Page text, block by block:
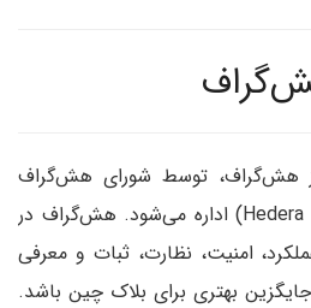
هش‌گراف، توسط شورای هش‌گراف
هدرا (Hedera Hashgraph Council) اداره می‌شود. هش‌گراف در
امنیت، نظارت، ثبات و معرفی
بهتری برای بلاک چین باشد.